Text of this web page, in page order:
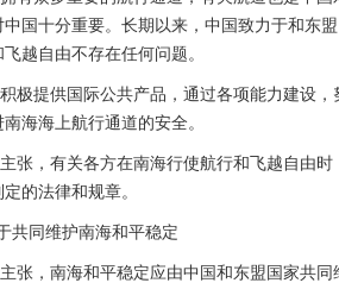
国十分重要。长期以来，中国致力于和东
越自由不存在任何问题。
提供国际公共产品，通过各项能力建设，
海海上航行通道的安全。
，有关各方在南海行使航行和飞越自由时
的法律和规章。
同维护南海和平稳定
，南海和平稳定应由中国和东盟国家共同